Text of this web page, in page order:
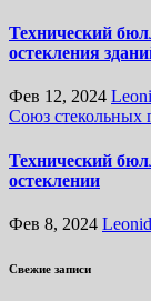
Технический
остекления
Фев 12, 2024
Союз стекольных
Технический
остеклении
Фев 8, 2024
Свежие записи